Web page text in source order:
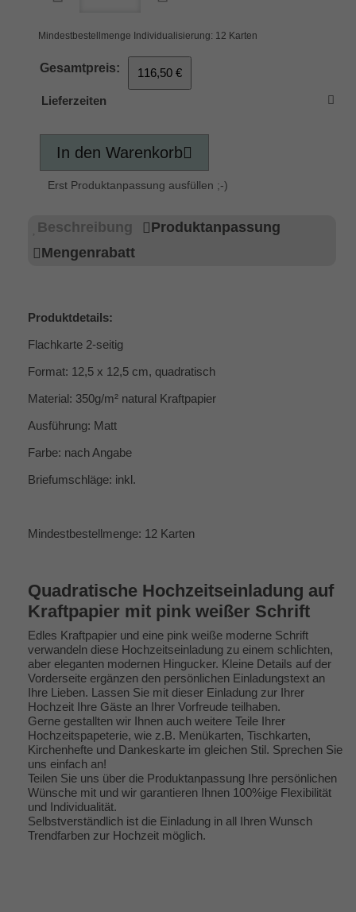
Mindestbestellmenge Individualisierung: 12 Karten
Gesamtpreis: 116,50 €
Lieferzeiten
In den Warenkorb
Erst Produktanpassung ausfüllen ;-)
Beschreibung
Produktanpassung
Mengenrabatt
Produktdetails:
Flachkarte 2-seitig
Format: 12,5 x 12,5 cm, quadratisch
Material: 350g/m² natural Kraftpapier
Ausführung: Matt
Farbe: nach Angabe
Briefumschläge: inkl.
Mindestbestellmenge: 12 Karten
Quadratische Hochzeitseinladung auf
Kraftpapier mit pink weißer Schrift
Edles Kraftpapier und eine pink weiße moderne Schrift
verwandeln diese Hochzeitseinladung zu einem schlichten,
aber eleganten modernen Hingucker. Kleine Details auf der
Vorderseite ergänzen den persönlichen Einladungstext an
Ihre Lieben. Lassen Sie mit dieser Einladung zur Ihrer
Hochzeit Ihre Gäste an Ihrer Vorfreude teilhaben.
Gerne gestallten wir Ihnen auch weitere Teile Ihrer
Hochzeitspapeterie, wie z.B. Menükarten, Tischkarten,
Kirchenhefte und Dankeskarte im gleichen Stil. Sprechen Sie
uns einfach an!
Teilen Sie uns über die Produktanpassung Ihre persönlichen
Wünsche mit und wir garantieren Ihnen 100%ige Flexibilität
und Individualität.
Selbstverständlich ist die Einladung in all Ihren Wunsch
Trendfarben zur Hochzeit möglich.